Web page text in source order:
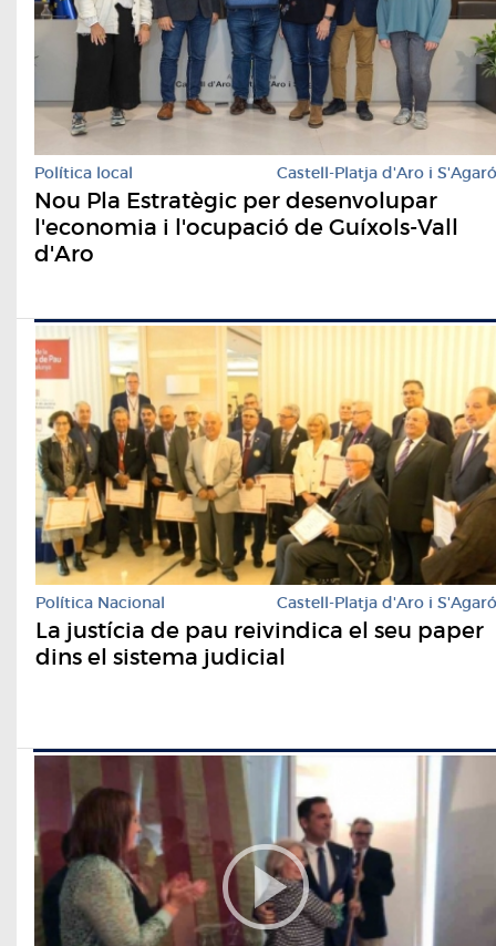
Política local Castell-Platja d'Aro i S'Agaró
Nou Pla Estratègic per desenvolupar
l'economia i l'ocupació de Guíxols-Vall
d'Aro
Política Nacional Castell-Platja d'Aro i S'Agaró
La justícia de pau reivindica el seu paper
dins el sistema judicial